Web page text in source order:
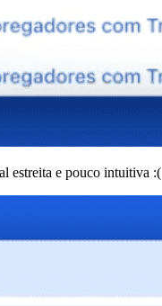
estreita e pouco intuitiva :(